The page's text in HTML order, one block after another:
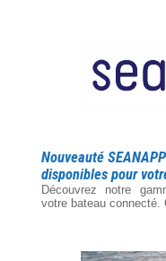
Nouveauté
disponibles pour
Découvrez notre
votre bateau connecté.